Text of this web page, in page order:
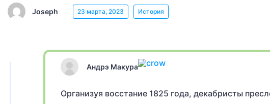
Joseph 23 марта, 2023 История
Андрэ Макура
Организуя восстание 1825 года, декабристы